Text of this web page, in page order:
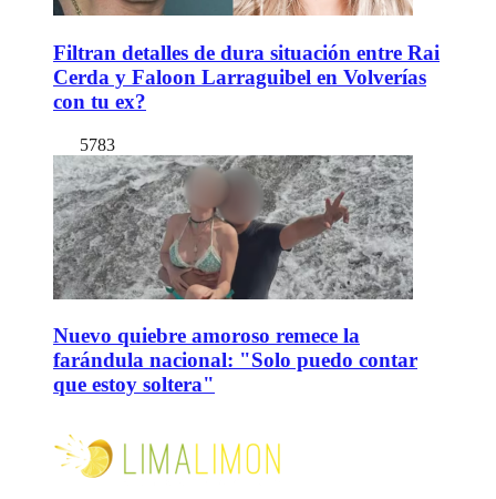
Filtran detalles de dura situación entre Rai
Cerda y Faloon Larraguibel en Volverías
con tu ex?
5783
Nuevo quiebre amoroso remece la
farándula nacional: "Solo puedo contar
que estoy soltera"